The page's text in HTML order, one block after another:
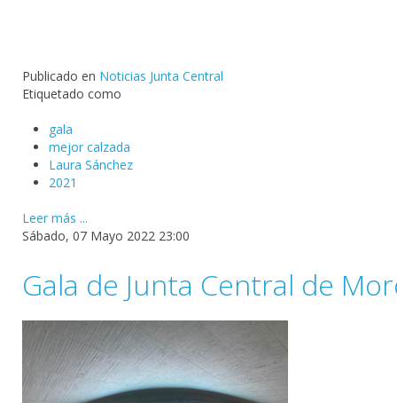
Publicado en Noticias Junta Central
Etiquetado como
gala
mejor calzada
Laura Sánchez
2021
Leer más ...
Sábado, 07 Mayo 2022 23:00
Gala de Junta Central de